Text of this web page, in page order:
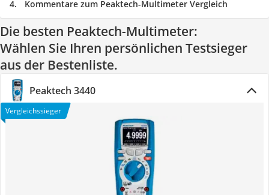
Kommentare zum Peaktech-Multimeter Vergleich
Die besten Peaktech-Multimeter:
Wählen Sie Ihren persönlichen Testsieger
aus der Bestenliste.
Peaktech 3440
Vergleichssieger